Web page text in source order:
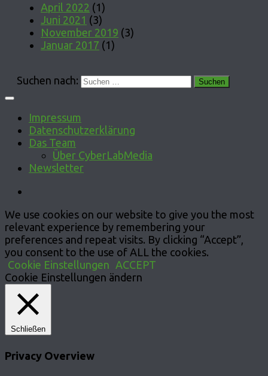
April 2022 (1)
Juni 2021 (3)
November 2019 (3)
Januar 2017 (1)
Suchen nach:
Impressum
Datenschutzerklärung
Das Team
Über CyberLabMedia
Newsletter
We use cookies on our website to give you the most
relevant experience by remembering your
preferences and repeat visits. By clicking “Accept”,
you consent to the use of ALL the cookies.
Cookie Einstellungen ACCEPT
Cookie Einstellungen ändern
Schließen
Privacy Overview